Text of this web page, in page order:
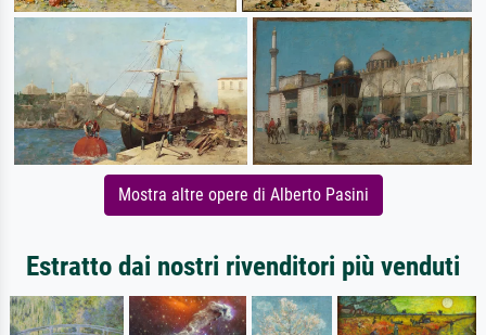
Mostra altre opere di Alberto Pasini
Estratto dai nostri rivenditori più venduti